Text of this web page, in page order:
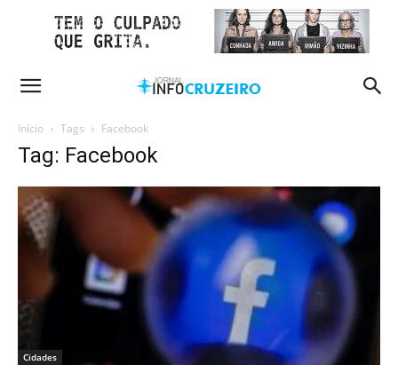
Início Tags Facebook
Tag: Facebook
Cidades